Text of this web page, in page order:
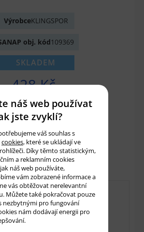
VýrobceKLINGSPOR
obj. kód109369
SKLADEM
428 Kč
354 Kč bez DPH
ks
Přidat do košíku
náš web používat
jste zvyklí?
váš souhlas s
cookies, které se ukládají ve
Díky těmto statistickým,
a reklamním cookies
náš web používáte,
vám zobrazené informace a
vás obtěžovat nerelevantní
Můžete také pokračovat pouze
nezbytnými pro fungování
nám dodávají energii pro